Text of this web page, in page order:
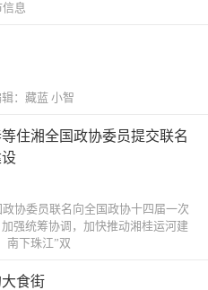
息
：藏蓝 小智
住湘全国政协委员提交联名
协委员联名向全国政协十四届一次
强统筹协调，加快推动湘桂运河建
南下珠江”双
食街